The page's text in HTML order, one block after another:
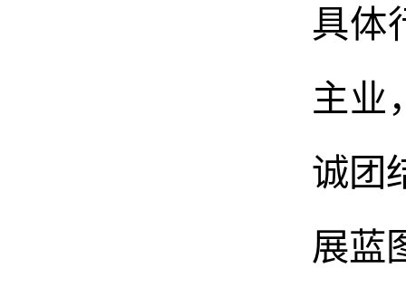
具体
主业
诚团
展蓝